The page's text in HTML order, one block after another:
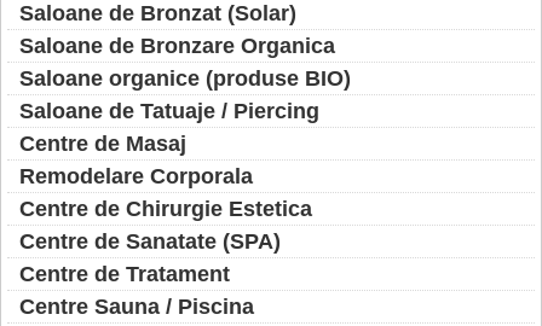
Saloane de Bronzat (Solar)
Saloane de Bronzare Organica
Saloane organice (produse BIO)
Saloane de Tatuaje / Piercing
Centre de Masaj
Remodelare Corporala
Centre de Chirurgie Estetica
Centre de Sanatate (SPA)
Centre de Tratament
Centre Sauna / Piscina